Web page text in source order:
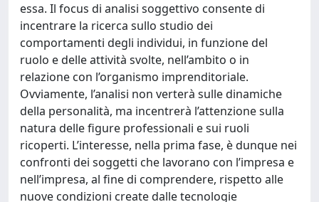
essa. Il focus di analisi soggettivo consente di
incentrare la ricerca sullo studio dei
comportamenti degli individui, in funzione del
ruolo e delle attività svolte, nell’ambito o in
relazione con l’organismo imprenditoriale.
Ovviamente, l’analisi non verterà sulle dinamiche
della personalità, ma incentrerà l’attenzione sulla
natura delle figure professionali e sui ruoli
ricoperti. L’interesse, nella prima fase, è dunque nei
confronti dei soggetti che lavorano con l’impresa e
nell’impresa, al fine di comprendere, rispetto alle
nuove condizioni create dalle tecnologie